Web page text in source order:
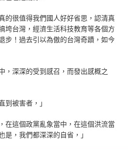
的很值得我們國人好好省思，認清真
垮台灣，經濟生活科技教育等各個方
步！過去引以為傲的台灣奇蹟，如今
，深深的受到感召，而發出感概之
到被害者，」
在這個政黨亂象當中，在這個洪流當
是，我們都深深的自省，」